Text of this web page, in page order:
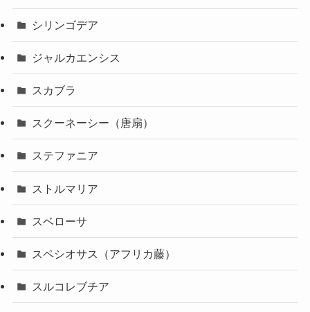
シリンゴデア
ジャルカエンシス
スカブラ
スクーネーシー（唐扇）
ステファニア
ストルマリア
スベローサ
スペシオサス（アフリカ藤）
スルコレブチア